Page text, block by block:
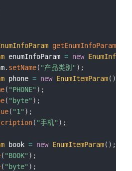
getEnumInfoParam
enumInfoParam = new
. setName( "产品类别" ) ;
phone = new EnumItemParam( )
( "PHONE" ) ;
( "byte" ) ;
( "1" ) ;
( "手机" ) ;
book = new EnumItemParam( ) ;
( "BOOK" ) ;
( "byte" ) ;